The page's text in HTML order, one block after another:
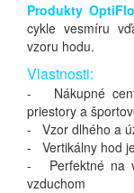
Produkty
cykle vesmíru
vzoru hodu.
Vlastnosti:
- Nákupné
priestory a
- Vzor dlhého a
- Vertikálny hod
- Perfektné na
vzduchom